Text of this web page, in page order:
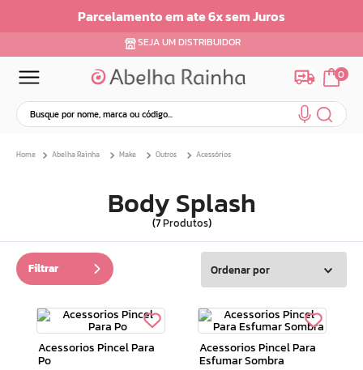
Parcelamento em ate 6x sem Juros
SEJA UM DISTRIBUIDOR
0
Busque por nome, marca ou código...
Abelha Rainha Make Outros Acessórios
Body Splash
7Produtos
Filtrar Ordenar por
Acessorios Pincel Para
Po
Acessorios Pincel Para
Esfumar Sombra
4º
bom medico
5º
6º
clareador
7º
creme
8º
batom
º